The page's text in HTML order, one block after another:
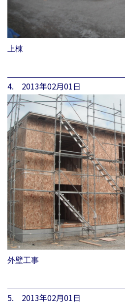
上棟
4. 2013年02月01日
外壁工事
5. 2013年02月01日